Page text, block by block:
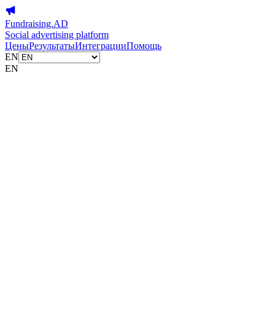
Fundraising.AD
Social advertising platform
ЦеныРезультатыИнтеграцииПомощь
EN
EN